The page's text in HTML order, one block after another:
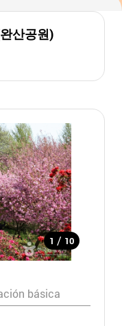
산공원)
1 / 10
básica